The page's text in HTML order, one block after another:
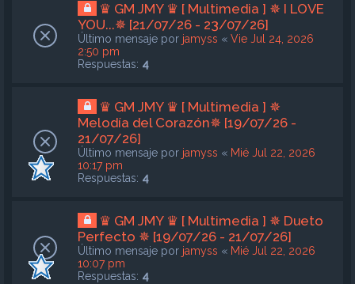
♛ GM JMY ♛ [ Multimedia ] ✵ I LOVE
YOU...✵ [21/07/26 - 23/07/26]
Último mensaje por jamyss « Vie Jul 24, 2026
2:50 pm
Respuestas: 4
♛ GM JMY ♛ [ Multimedia ] ✵
Melodía del Corazón✵ [19/07/26 -
21/07/26]
Último mensaje por jamyss « Mié Jul 22, 2026
10:17 pm
Respuestas: 4
♛ GM JMY ♛ [ Multimedia ] ✵ Dueto
Perfecto ✵ [19/07/26 - 21/07/26]
Último mensaje por jamyss « Mié Jul 22, 2026
10:07 pm
Respuestas: 4